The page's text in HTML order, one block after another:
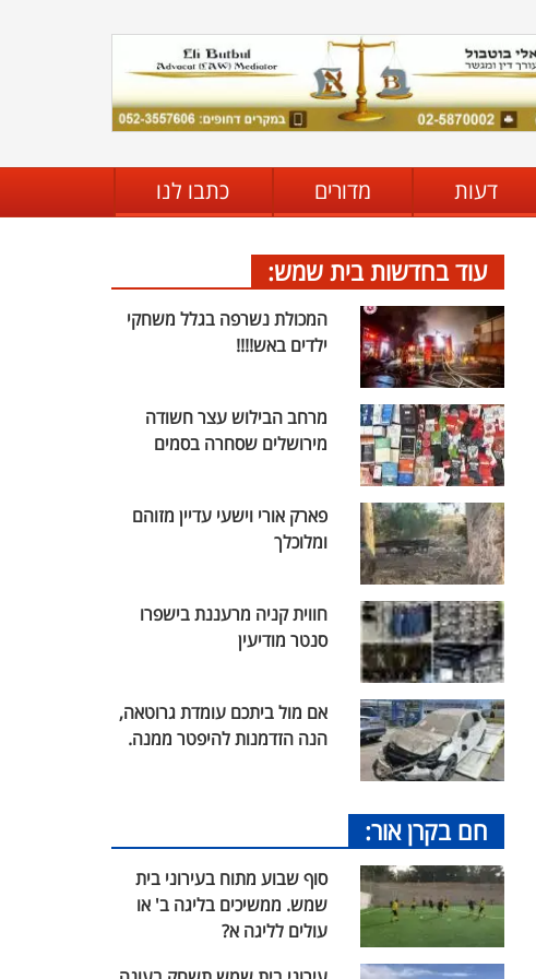
דעות מדורים כתבו לנו
עוד בחדשות בית שמש:
המכולת נשרפה בגלל משחקי
ילדים באש!!!!
מרחב הבילוש עצר חשודה
מירושלים שסחרה בסמים
פארק אורי וישעי עדיין מזוהם
ומלוכלך
חווית קניה מרעננת בישפרו
סנטר מודיעין
אם מול ביתכם עומדת גרוטאה,
הנה הזדמנות להיפטר ממנה.
חם בקרן אור:
סוף שבוע מתוח בעירוני בית
שמש. ממשיכים בליגה ב' או
עולים לליגה א?